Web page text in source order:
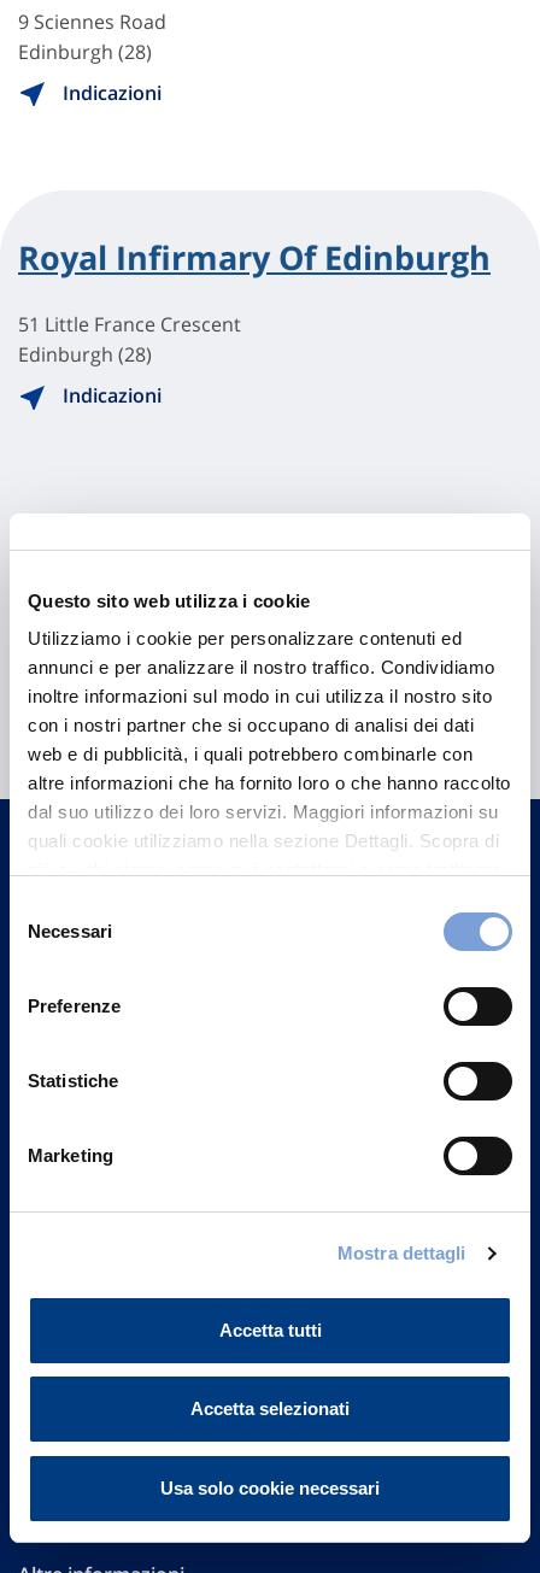
Questo sito web utilizza i cookie
Utilizziamo i cookie per personalizzare contenuti ed
annunci e per analizzare il nostro traffico. Condividiamo
inoltre informazioni sul modo in cui utilizza il nostro sito
con i nostri partner che si occupano di analisi dei dati
web e di pubblicità, i quali potrebbero combinarle con
altre informazioni che ha fornito loro o che hanno raccolto
dal suo utilizzo dei loro servizi. Maggiori informazioni su
quali cookie utilizziamo nella sezione Dettagli. Scopra di
può trovare nel footer del sito nella sezione "Informativa
delNecessari
Preferenze
Statistiche
Marketing
Mostra dettagli
Accetta tutti
Accetta selezionati
Usa solo cookie necessari
9 Sciennes Road
Edinburgh (28)
Indicazioni
Royal Infirmary Of Edinburgh
51 Little France Crescent
Edinburgh (28)
Indicazioni
Hai bisogno di
informazioni?
Trova l'Agenzia più vicina a te e parla con
un nostro Agente.
Contattaci
Governance
Investor Relations